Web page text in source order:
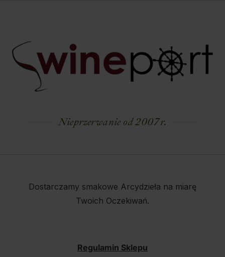
Nieprzerwanie od 2007 r.
Dostarczamy smakowe Arcydzieła na miarę
Twoich Oczekiwań.
Regulamin Sklepu